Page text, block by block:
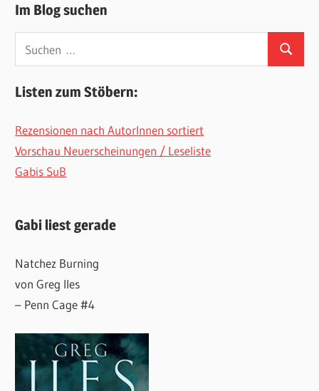
Im Blog suchen
nach:
Suchen
Listen zum Stöbern:
Rezensionen nach AutorInnen sortiert
Vorschau Neuerscheinungen / Leseliste
Gabis SuB
Gabi liest gerade
Natchez Burning
von Greg Iles
– Penn Cage #4